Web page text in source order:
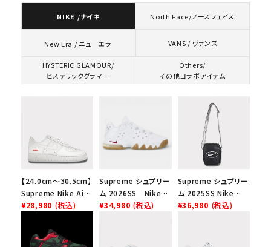
NIKE /ナイキ North Face/ノースフェイス
New Era / ニューエラ VANS / ヴァンズ
HYSTERIC GLAMOUR/
ヒステリックグラマー
Others/
その他コラボアイテム
【24.0cm～30.5cm】
Supreme Nike Air
Force 1 Low シュプ
ース１スニーカー シ
ューズ ホワイト
¥28,980 (税込)
Supreme シュプリー
ム 2026SS Nike
SB Air Max 2 CB 94
¥34,980 (税込)
Supreme シュプリー
ム 2025SS Nike
Leather Shoulder
¥36,980 (税込)